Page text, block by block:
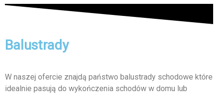
Balustrady
W naszej ofercie znajdą państwo balustrady schodowe które
idealnie pasują do wykończenia schodów w domu lub